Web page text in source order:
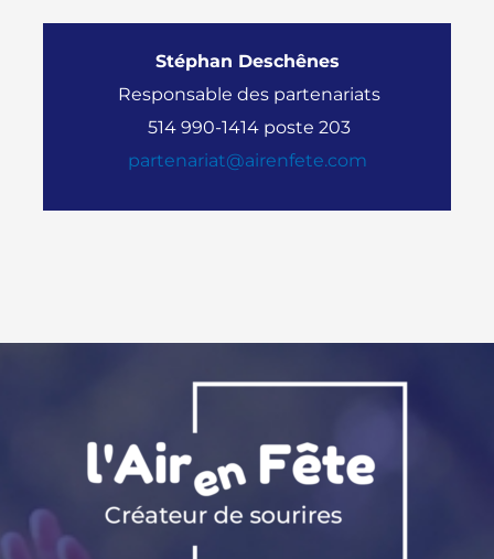
Stéphan Deschênes
Responsable des partenariats
514 990-1414 poste 203
partenariat@airenfete.com